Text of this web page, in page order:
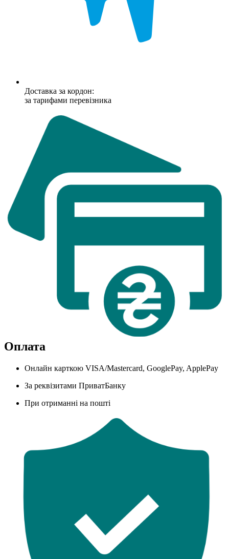
Доставка за кордон:
за тарифами перевізника
Оплата
Онлайн карткою VISA/Mastercard, GooglePay, ApplePay
За реквізитами ПриватБанку
При отриманні на пошті